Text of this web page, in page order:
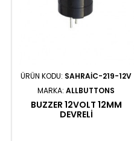
ÜRÜN KODU: SAHRAIC-219-12V
MARKA: ALLBUTTONS
BUZZER 12VOLT 12MM
DEVRELI